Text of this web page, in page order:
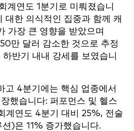
계연도 1분기로 미뤄졌습니
대한 의식적인 집중과 함께 캐
가장 큰 영향을 받았으며
만 달러 감소한 것으로 추정
반기 내내 강세를 보였습니
고 4분기에는 핵심 업종에서
했습니다: 퍼포먼스 및 헬스
계연도 4분기 대비 25%, 전술
)은 11% 증가했습니다.